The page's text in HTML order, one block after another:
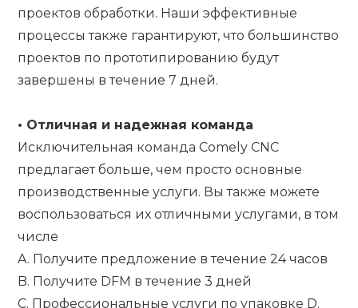
проектов обработки. Наши эффективные
процессы также гарантируют, что большинство
проектов по прототипированию будут
завершены в течение 7 дней.
• Отличная и надежная команда
Исключительная команда Comely CNC
предлагает больше, чем просто основные
производственные услуги. Вы также можете
воспользоваться их отличными услугами, в том
числе
A. Получите предложение в течение 24 часов
B. Получите DFM в течение 3 дней
C. Профессиональные услуги по упаковке D.